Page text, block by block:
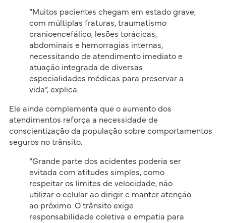
“Muitos pacientes chegam em estado grave,
com múltiplas fraturas, traumatismo
cranioencefálico, lesões torácicas,
abdominais e hemorragias internas,
necessitando de atendimento imediato e
atuação integrada de diversas
especialidades médicas para preservar a
vida”, explica.
Ele ainda complementa que o aumento dos
atendimentos reforça a necessidade de
conscientização da população sobre comportamentos
seguros no trânsito.
“Grande parte dos acidentes poderia ser
evitada com atitudes simples, como
respeitar os limites de velocidade, não
utilizar o celular ao dirigir e manter atenção
ao próximo. O trânsito exige
responsabilidade coletiva e empatia para